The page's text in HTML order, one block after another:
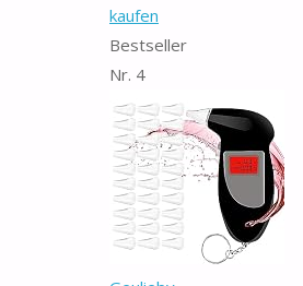
kaufen
Bestseller
Nr. 4